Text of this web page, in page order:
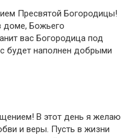
Пресвятой Богородицы!
доме, Божьего
вас Богородица под
будет наполнен добрыми
В этот день я желаю
и веры. Пусть в жизни